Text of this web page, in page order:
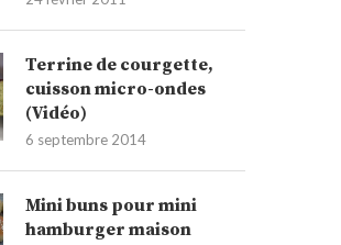
Terrine de courgette,
cuisson micro-ondes
(Vidéo)
6 septembre 2014
Mini buns pour mini
hamburger maison